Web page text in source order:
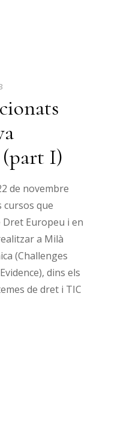
I)
de novembre
cursos que
Dret Europeu i en
a Milà
(Challenges
dins els
de dret i TIC